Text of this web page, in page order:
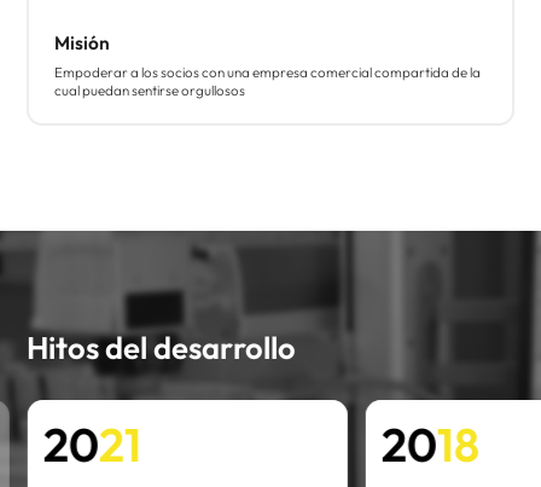
Misión
Empoderar a los socios con una empresa comercial compartida de la
cual puedan sentirse orgullosos
Hitos del desarrollo
2021 2018